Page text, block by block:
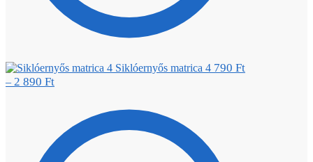
Siklóernyős matrica 4 790 Ft
– 2 890 Ft